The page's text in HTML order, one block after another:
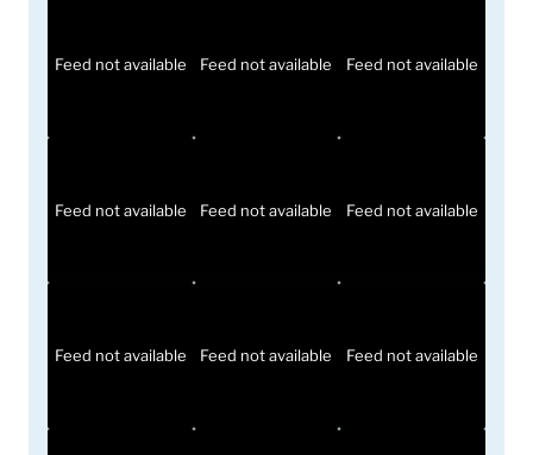
Feed not available Feed not available Feed not available
Feed not available Feed not available Feed not available
Feed not available Feed not available Feed not available